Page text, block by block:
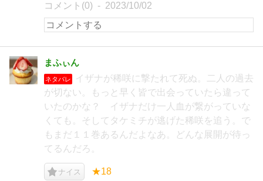
コメント(0) 2023/10/02
まふぃん
ネタバレ
イザナが稀咲に撃たれて死ぬ。二人の過去
が切ない。もっと早く皆で出会っていたら違って
いたのかな？ イザナだけ一人血が繋がっていな
くても。そしてタケミチが逃げた稀咲を追う。で
もまだ１１巻あるんだよなあ。どんな展開が待っ
てるんだろ。
ナイス ★18